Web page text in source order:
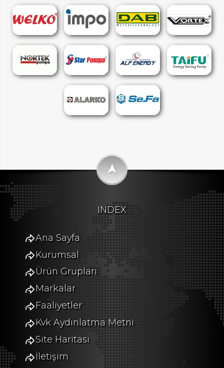
➤
INDEX
Ana Sayfa
Kurumsal
Ürün Grupları
Markalar
Faaliyetler
Kvk Aydınlatma Metni
Site Haritası
İletişim